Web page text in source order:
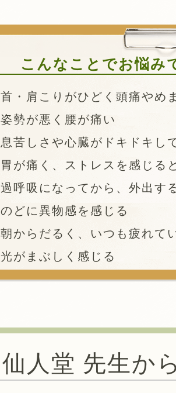
こんなことでお悩み
首・肩こりがひどく頭痛やめ
姿勢が悪く腰が痛い
息苦しさや心臓がドキドキし
胃が痛く、ストレスを感じる
過呼吸になってから、外出す
のどに異物感を感じる
朝からだるく、いつも疲れて
光がまぶしく感じる
仙人堂 先生か